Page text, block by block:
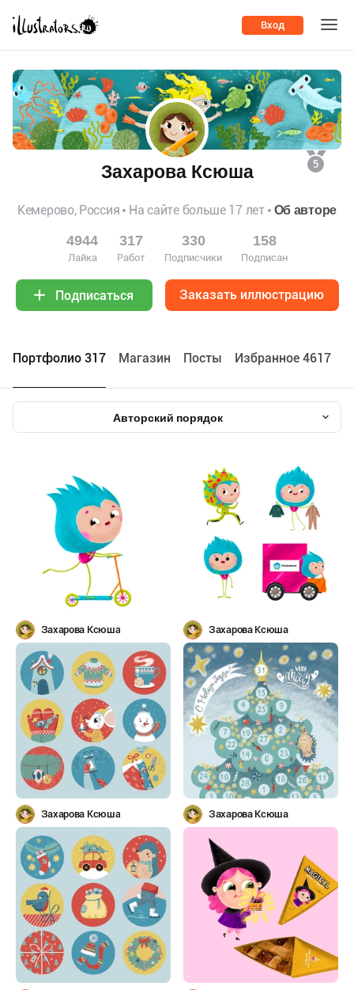
Вход
5
Захарова Ксюша
Кемерово, Россия На сайте больше 17 лет Об авторе
4944
Лайка
317
Работ
330
Подписчики
158
Подписан
Подписаться Заказать иллюстрацию
Портфолио 317 Maгазин Посты Избранное 4617
Авторский порядок
Захарова Ксюша Захарова Ксюша
Захарова Ксюша Захарова Ксюша